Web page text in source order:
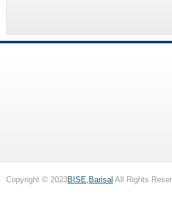
Copyright © 2023BISE,Barisal All Rights